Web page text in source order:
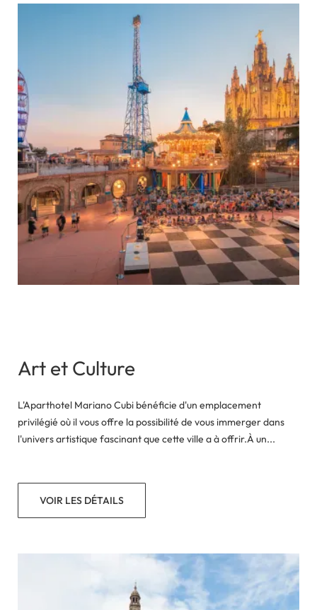
Art et Culture
L'Aparthotel Mariano Cubi bénéficie d'un emplacement
privilégié où il vous offre la possibilité de vous immerger dans
l'univers artistique fascinant que cette ville a à offrir.À un...
VOIR LES DÉTAILS